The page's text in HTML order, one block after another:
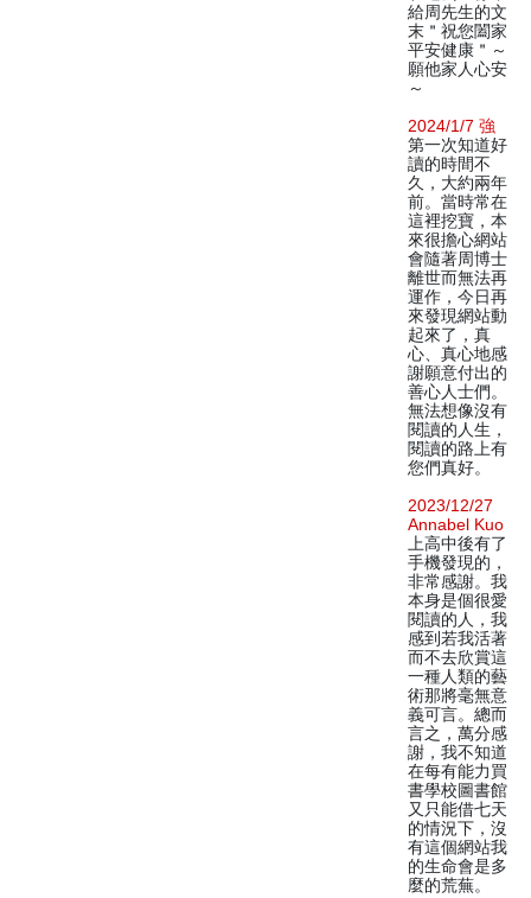
給周先生的文
末＂祝您闔家
平安健康＂～
願他家人心安
～
2024/1/7 強
第一次知道好
讀的時間不
久，大約兩年
前。當時常在
這裡挖寶，本
來很擔心網站
會隨著周博士
離世而無法再
運作，今日再
來發現網站動
起來了，真
心、真心地感
謝願意付出的
善心人士們。
無法想像沒有
閱讀的人生，
閱讀的路上有
您們真好。
2023/12/27
Annabel Kuo
上高中後有了
手機發現的，
非常感謝。我
本身是個很愛
閱讀的人，我
感到若我活著
而不去欣賞這
一種人類的藝
術那將毫無意
義可言。總而
言之，萬分感
謝，我不知道
在每有能力買
書學校圖書館
又只能借七天
的情況下，沒
有這個網站我
的生命會是多
麼的荒蕪。